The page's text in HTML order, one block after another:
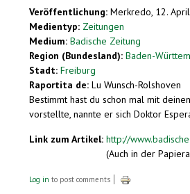
Veröffentlichung: Merkredo, 12.
Medientyp: Zeitungen
Medium: Badische Zeitung
Region (Bundesland): Baden-
Stadt: Freiburg
Raportita de: Lu Wunsch-Rolshoven
Bestimmt hast du schon mal mit
vorstellte, nannte er sich Doktor
Link zum Artikel: http://
(Auch in der
Log in to post comments